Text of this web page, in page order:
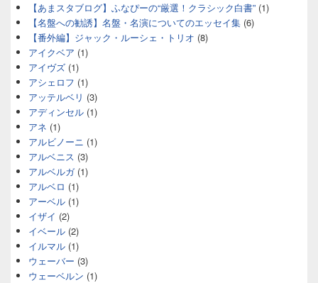
【あまスタブログ】ふなぴーの“厳選！クラシック白書” (1)
【名盤への勧誘】名盤・名演についてのエッセイ集 (6)
【番外編】ジャック・ルーシェ・トリオ (8)
アイクベア (1)
アイヴズ (1)
アシェロフ (1)
アッテルベリ (3)
アディンセル (1)
アネ (1)
アルビノーニ (1)
アルベニス (3)
アルベルガ(1)
アルベロ (1)
アーベル (1)
イザイ (2)
イベール (2)
イルマル (1)
ウェーバー (3)
ウェーベルン (1)